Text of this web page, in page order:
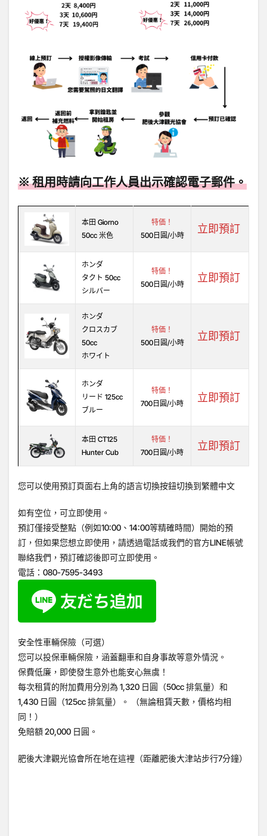
※ 租用時請向工作人員出示確認電子郵件。
本田 Giorno
50cc 米色
特価！
500日圓/小時
立即預訂
ホンダ
タクト 50cc
シルバー
特価！
500日圓/小時
立即預訂
ホンダ
クロスカブ
50cc
ホワイト
特価！
500日圓/小時
立即預訂
ホンダ
リード 125cc
ブルー
特価！
700日圓/小時
立即預訂
本田 CT125
Hunter Cub
特価！
700日圓/小時
立即預訂
您可以使用預訂頁面右上角的語言切換按鈕切換到繁體中文
如有空位，可立即使用。
預訂僅接受整點（例如10:00、14:00等精確時間）開始的預
訂，但如果您想立即使用，請透過電話或我們的官方LINE帳號
聯絡我們，預訂確認後即可立即使用。
電話：080-7595-3493
安全性車輛保險（可選）
您可以投保車輛保險，涵蓋翻車和自身事故等意外情況。
保費低廉，即使發生意外也能安心無虞！
每次租賃的附加費用分別為 1,320 日圓（50cc 排氣量）和
1,430 日圓（125cc 排氣量）。 （無論租賃天數，價格均相
同！）
免賠額 20,000 日圓。
肥後大津觀光協會所在地在這裡（距離肥後大津站步行7分鐘）